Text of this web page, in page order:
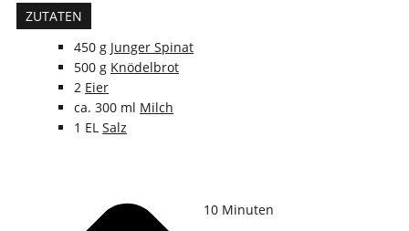
ZUTATEN
450 g Junger Spinat
500 g Knödelbrot
2 Eier
ca. 300 ml Milch
1 EL Salz
10 Minuten